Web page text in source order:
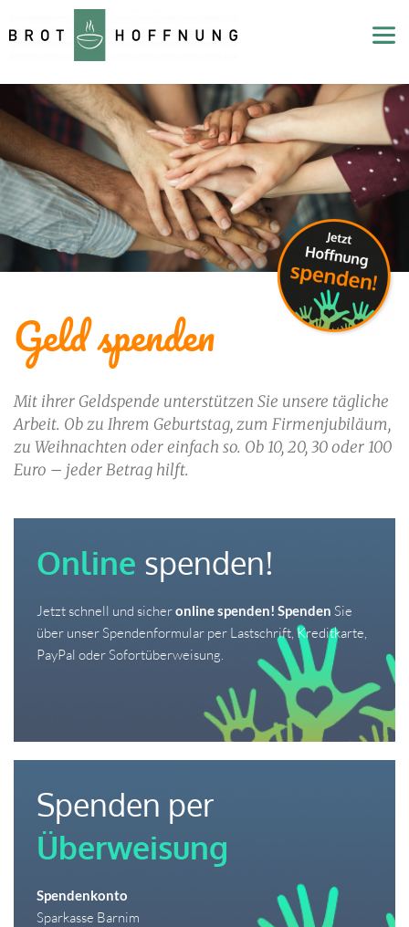
Geld spenden
Mit ihrer Geldspende unterstützen Sie unsere tägliche
Arbeit. Ob zu Ihrem Geburtstag, zum Firmenjubiläum,
zu Weihnachten oder einfach so. Ob 10, 20, 30 oder 100
Euro – jeder Betrag hilft.
Online spenden!
Jetzt schnell und sicher online spenden! Spenden Sie
über unser Spendenformular per Lastschrift, Kreditkarte,
PayPal oder Sofortüberweisung.
Überweisung
Spendenkonto
Sparkasse Barnim